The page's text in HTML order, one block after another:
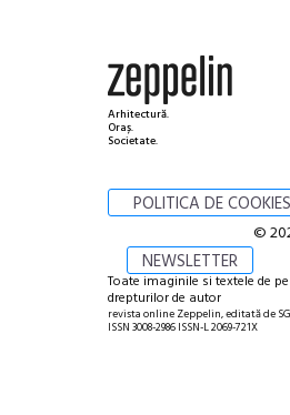
Arhitectură.
Oraș.
Societate.
POLITICA DE COOKIES
NEWSLETTER
©
Toate imaginile si textele de
drepturilor de autor
revista online Zeppelin, editată de
ISSN 3008-2986 ISSN-L 2069-721X